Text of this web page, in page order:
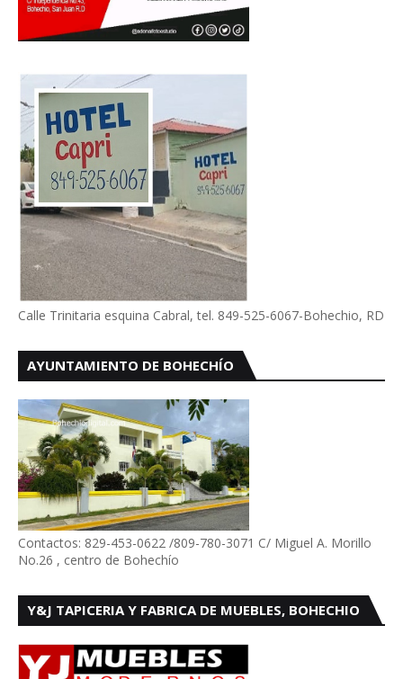
Calle Trinitaria esquina Cabral, tel. 849-525-6067-Bohechio, RD
AYUNTAMIENTO DE BOHECHÍO
Contactos: 829-453-0622 /809-780-3071 C/ Miguel A. Morillo
No.26 , centro de Bohechío
Y&J TAPICERIA Y FABRICA DE MUEBLES, BOHECHIO